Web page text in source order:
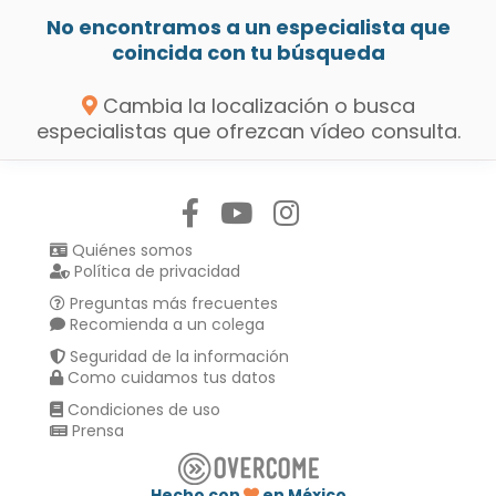
No encontramos a un especialista que
coincida con tu búsqueda
Cambia la localización o busca
especialistas que ofrezcan vídeo consulta.
Quiénes somos
Política de privacidad
Preguntas más frecuentes
Recomienda a un colega
Seguridad de la información
Como cuidamos tus datos
Condiciones de uso
Prensa